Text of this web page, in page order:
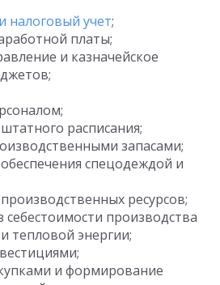
налоговый учет;
платы;
и казначейское
расписания;
запасами;
спецодеждой и
ресурсов;
себестоимости производства
тепловой энергии;
и формирование